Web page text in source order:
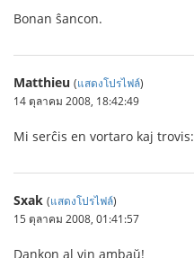
Bonan ŝancon.
Matthieu (แสดงโปรไฟล์)
14 ตุลาคม 2008, 18:42:49
Mi serĉis en vortaro kaj
Sxak (แสดงโปรไฟล์)
15 ตุลาคม 2008, 01:41:57
Dankon al vin ambaŭ!